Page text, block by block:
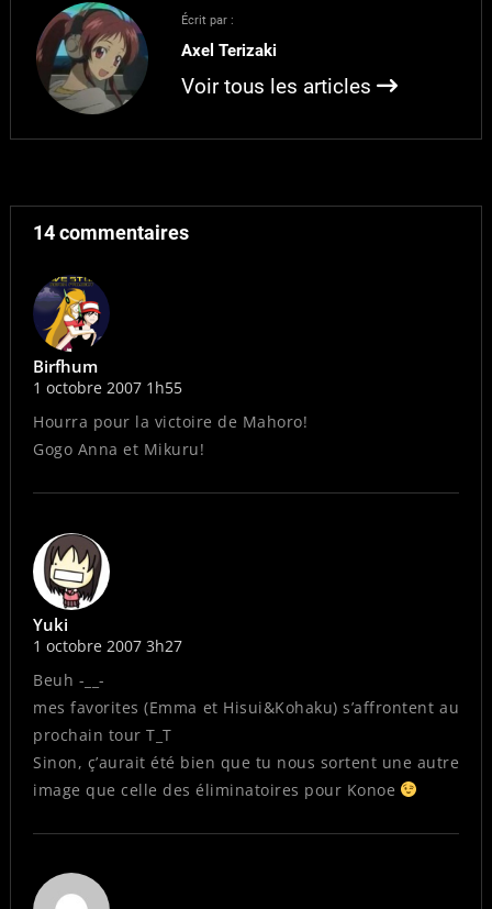
voilà, sans Mahoro ce
tournoi va perdre
beaucoup de son sens.
Elle qui était pourtant
une meido modèle, juste,
Écrit par :
Axel Terizaki
Voir tous les articles
14 commentaires
Birfhum
1 octobre 2007 1h55
Hourra pour la victoire de Mahoro!
Gogo Anna et Mikuru!
Yuki
1 octobre 2007 3h27
Beuh -__-
mes favorites (Emma et Hisui&Kohaku) s’affrontent au
prochain tour T_T
Sinon, ç’aurait été bien que tu nous sortent une autre
image que celle des éliminatoires pour Konoe